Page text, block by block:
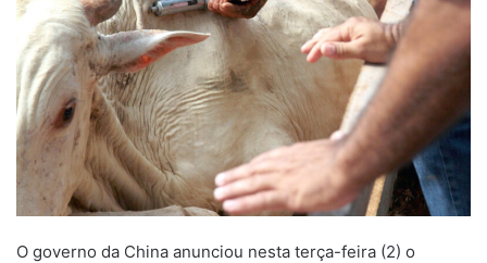
O governo da China anunciou nesta terça-feira (2) o